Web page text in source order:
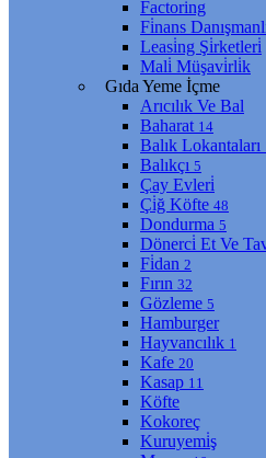
Factori̇ng
Fi̇nans
Leasi̇ng Şi̇rketleri̇
Mali̇ Müşavi̇rli̇k
Gıda Yeme İçme
Arıcılık Ve Bal
Baharat 14
Balık Lokantaları
Balıkçı 5
Çay Evleri̇
Çi̇ğ Köfte 48
Dondurma 5
Dönerci̇ Et Ve
Fi̇dan 2
Fırın 32
Gözleme 5
Hamburger
Hayvancılık 1
Kafe 20
Kasap 11
Köfte
Kokoreç
Kuruyemi̇ş